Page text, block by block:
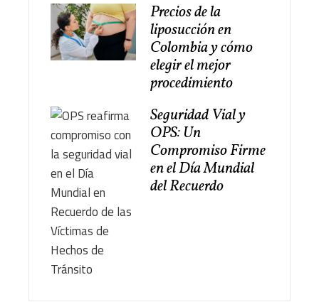
Precios de la
liposucción en
Colombia y cómo
elegir el mejor
procedimiento
Seguridad Vial y
OPS: Un
Compromiso Firme
en el Día Mundial
del Recuerdo